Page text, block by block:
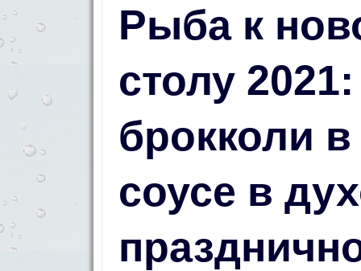
Рыба к
столу
брокколи
соусе в